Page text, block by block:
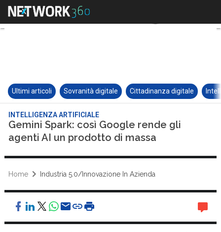
Ultimi articoli Sovranità digitale Cittadinanza digitale
INTELLIGENZA ARTIFICIALE
Gemini Spark: così Google rende gli
agenti AI un prodotto di massa
Home Industria 5.0/Innovazione In Azienda